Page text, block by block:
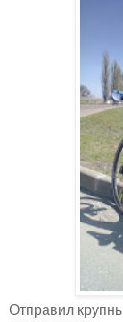
Отправил